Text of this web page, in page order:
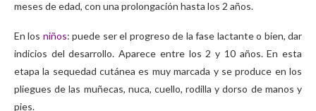
meses de edad, con una prolongación hasta los 2 años.
En los niños: puede ser el progreso de la fase lactante o bien, dar
indicios del desarrollo. Aparece entre los 2 y 10 años. En esta
etapa la sequedad cutánea es muy marcada y se produce en los
pliegues de las muñecas, nuca, cuello, rodilla y dorso de manos y
pies.